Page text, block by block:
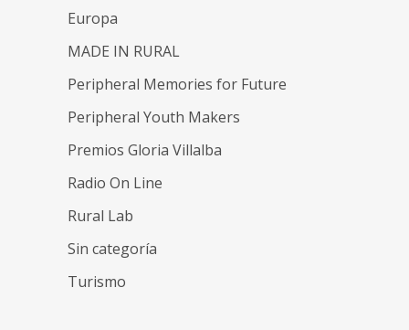
Europa
MADE IN RURAL
Peripheral Memories for Future
Peripheral Youth Makers
Premios Gloria Villalba
Radio On Line
Rural Lab
Sin categoría
Turismo